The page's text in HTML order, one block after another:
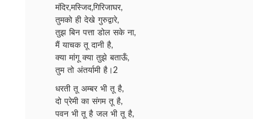
मंदिर,मस्जिद,गिरिजाघर,
तुमको ही देखे गुरुद्वारे,
तुझ बिन पत्ता डोल सके ना,
मैं याचक तू दानी है,
क्या मांगू क्या तुझे बताऊँ,
तुम तो अंतर्यामी है।2
धरती तू अम्बर भी तू है,
दो प्रेमी का संगम तू है,
पवन भी तू है जल भी तू है,